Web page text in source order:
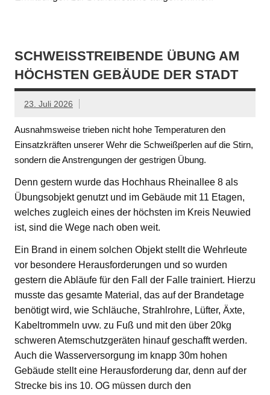
SCHWEISSTREIBENDE ÜBUNG AM H
ÖCHSTEN GEBÄUDE DER STADT
23. Juli 2026
Ausnahmsweise trieben nicht hohe Temperaturen den
Einsatzkräften unserer Wehr die Schweißperlen auf die Stirn,
sondern die Anstrengungen der gestrigen Übung.
Denn gestern wurde das Hochhaus Rheinallee 8 als
Übungsobjekt genutzt und im Gebäude mit 11 Etagen,
welches zugleich eines der höchsten im Kreis Neuwied
ist, sind die Wege nach oben weit.
Ein Brand in einem solchen Objekt stellt die Wehrleute
vor besondere Herausforderungen und so wurden
gestern die Abläufe für den Fall der Falle trainiert. Hierzu
musste das gesamte Material, das auf der Brandetage
benötigt wird, wie Schläuche, Strahlrohre, Lüfter, Äxte,
Kabeltrommeln uvw. zu Fuß und mit den über 20kg
schweren Atemschutzgeräten hinauf geschafft werden.
Auch die Wasserversorgung im knapp 30m hohen
Gebäude stellt eine Herausforderung dar, denn auf der
Strecke bis ins 10. OG müssen durch den